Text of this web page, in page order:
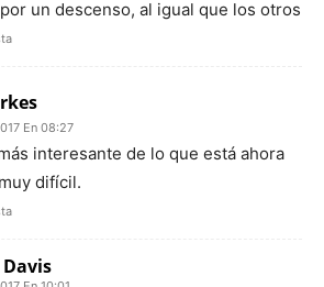
un descenso, al igual que los otros
En 08:27
interesante de lo que está ahora
difícil.